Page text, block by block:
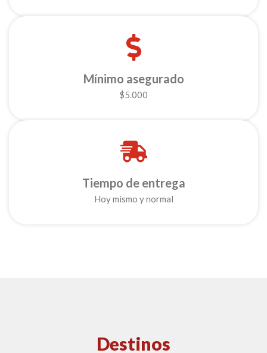
Mínimo asegurado
$5.000
Tiempo de entrega
Hoy mismo y normal
Destinos